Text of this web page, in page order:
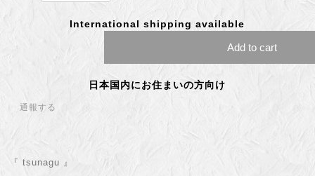
International shipping available
Add to cart
日本国内にお住まいの方向け
通報する
『 tsunagu 』